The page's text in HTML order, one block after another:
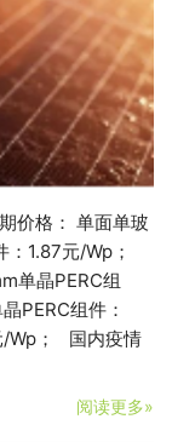
价格： 单面单玻
1.87元/Wp；
单晶PERC组
PERC组件：
/Wp； 国内疫情
阅读更多»